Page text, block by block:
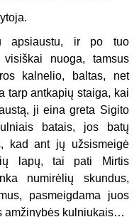
apsiaustu, ir po tuo
nuoga, tamsus
kalnelio, baltas, net
tarp antkapių staiga, kai
ji eina greta Sigito
batais, jos batų
kad ant jų užsismeigė
lapų, tai pati Mirtis
numirėlių skundus,
pasmeigdama juos
amžinybės kulniukais…